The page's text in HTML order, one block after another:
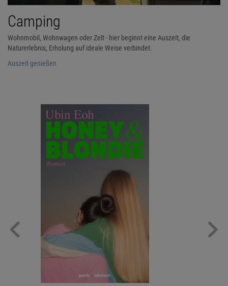
Camping
Wohnmobil, Wohnwagen oder Zelt - hier beginnt eine Auszeit, die
Naturerlebnis, Erholung auf ideale Weise verbindet.
Auszeit genießen